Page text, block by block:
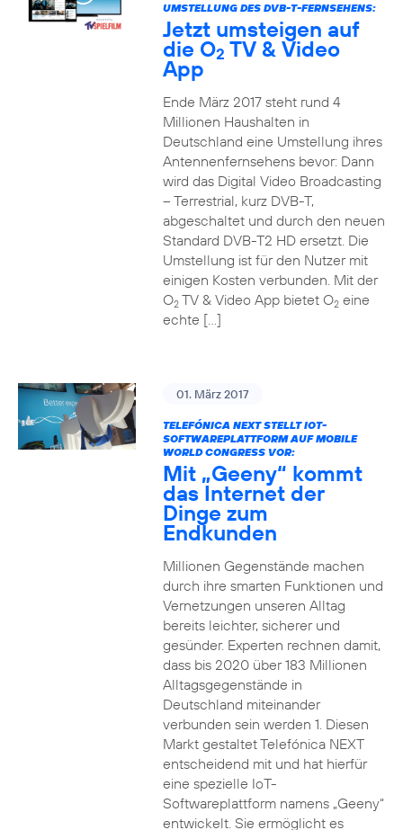
UMSTELLUNG DES DVB-T-FERNSEHENS:
Jetzt umsteigen auf
die O2 TV & Video
App
Ende März 2017 steht rund 4
Millionen Haushalten in
Deutschland eine Umstellung ihres
Antennenfernsehens bevor: Dann
wird das Digital Video Broadcasting
– Terrestrial, kurz DVB-T,
abgeschaltet und durch den neuen
Standard DVB-T2 HD ersetzt. Die
Umstellung ist für den Nutzer mit
einigen Kosten verbunden. Mit der
O2TV & Video App bietet O2eine
echte […]
01. März 2017
TELEFÓNICA NEXT STELLT IOT-
SOFTWAREPLATTFORM AUF MOBILE
WORLD CONGRESS VOR:
Mit „Geeny“ kommt
das Internet der
Dinge zum
Endkunden
Millionen Gegenstände machen
durch ihre smarten Funktionen und
Vernetzungen unseren Alltag
bereits leichter, sicherer und
gesünder. Experten rechnen damit,
dass bis 2020 über 183 Millionen
Alltagsgegenstände in
Deutschland miteinander
verbunden sein werden 1. Diesen
Markt gestaltet Telefónica NEXT
entscheidend mit und hat hierfür
eine spezielle IoT-
Softwareplattform namens „Geeny“
entwickelt. Sie ermöglicht es